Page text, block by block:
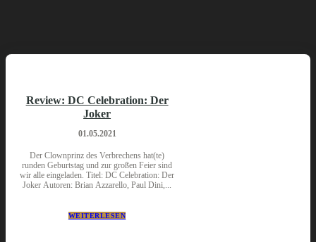
Review: DC Celebration: Der
Joker
01.05.2021
Der Clownprinz des Verbrechens hat(te)
runden Geburtstag und zur großen Feier sind
wir alle eingeladen. Titel: DC Celebration: Der
Joker Autoren: Brian Azzarello, Paul Dini,...
WEITERLESEN